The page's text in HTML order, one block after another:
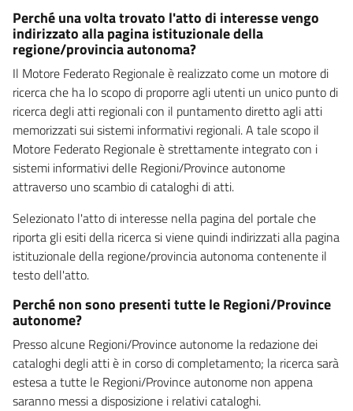
Perché una volta trovato l'atto di interesse vengo
indirizzato alla pagina istituzionale della
regione/provincia autonoma?
Il Motore Federato Regionale è realizzato come un motore di
ricerca che ha lo scopo di proporre agli utenti un unico punto di
ricerca degli atti regionali con il puntamento diretto agli atti
memorizzati sui sistemi informativi regionali. A tale scopo il
Motore Federato Regionale è strettamente integrato con i
sistemi informativi delle Regioni/Province autonome
attraverso uno scambio di cataloghi di atti.
Selezionato l'atto di interesse nella pagina del portale che
riporta gli esiti della ricerca si viene quindi indirizzati alla pagina
istituzionale della regione/provincia autonoma contenente il
testo dell'atto.
Perché non sono presenti tutte le Regioni/Province
autonome?
Presso alcune Regioni/Province autonome la redazione dei
cataloghi degli atti è in corso di completamento; la ricerca sarà
estesa a tutte le Regioni/Province autonome non appena
saranno messi a disposizione i relativi cataloghi.